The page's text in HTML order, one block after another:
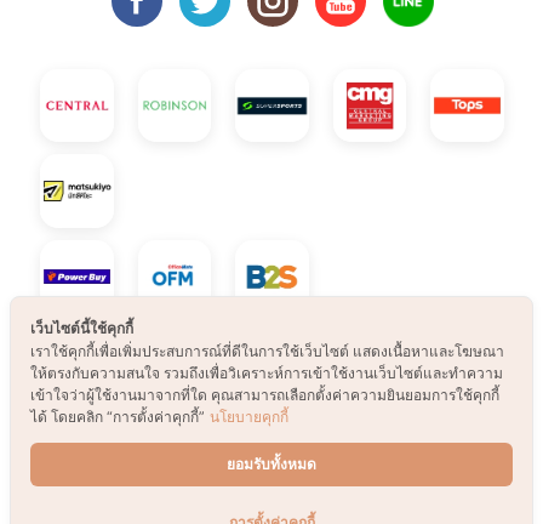
© 2021 B2S CLUB, All rights reserved. Web
Design by1001click.
เว็บไซต์นี้ใช้คุกกี้
เราใช้คุกกี้เพื่อเพิ่มประสบการณ์ที่ดีในการใช้เว็บไซต์ แสดงเนื้อหาและโฆษณา
ให้ตรงกับความสนใจ รวมถึงเพื่อวิเคราะห์การเข้าใช้งานเว็บไซต์และทำความ
เข้าใจว่าผู้ใช้งานมาจากที่ใด คุณสามารถเลือกตั้งค่าความยินยอมการใช้คุกกี้
ได้ โดยคลิก “การตั้งค่าคุกกี้” นโยบายคุกกี้
ยอมรับทั้งหมด